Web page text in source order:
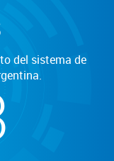
del sistema de